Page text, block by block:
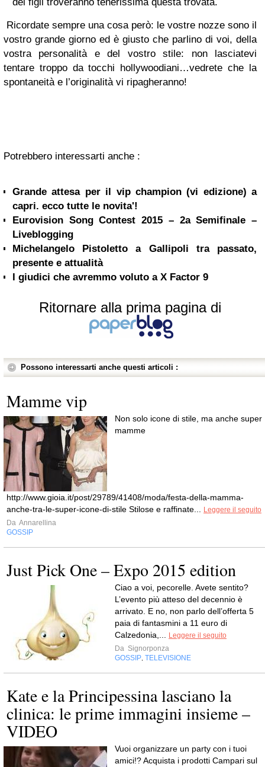
Ricordate sempre una cosa però: le vostre nozze sono il
vostro grande giorno ed è giusto che parlino di voi, della
vostra personalità e del vostro stile: non lasciatevi
tentare troppo da tocchi hollywoodiani…vedrete che la
spontaneità e l’originalità vi ripagheranno!
Potrebbero interessarti anche :
Grande attesa per il vip champion (vi edizione) a
capri. ecco tutte le novita'!
Eurovision Song Contest 2015 – 2a Semifinale –
Liveblogging
Michelangelo Pistoletto a Gallipoli tra passato,
presente e attualità
I giudici che avremmo voluto a X Factor 9
Ritornare alla prima pagina di
Possono interessarti anche questi articoli :
Mamme vip
Non solo icone di stile, ma anche super
mamme
http://www.gioia.it/post/29789/41408/moda/festa-della-mamma-
anche-tra-le-super-icone-di-stile Stilose e raffinate...
Leggere il seguito
Da Annarellina
GOSSIP
Just Pick One – Expo 2015 edition
Ciao a voi, pecorelle. Avete sentito?
L’evento più atteso del decennio è
arrivato. E no, non parlo dell’offerta 5
paia di fantasmini a 11 euro di
Calzedonia,...
Leggere il seguito
Da Signorponza
GOSSIP TELEVISIONE
Kate e la Principessina lasciano la
clinica: le prime immagini insieme –
VIDEO
Vuoi organizzare un party con i tuoi
amici!? Acquista i prodotti Campari sul